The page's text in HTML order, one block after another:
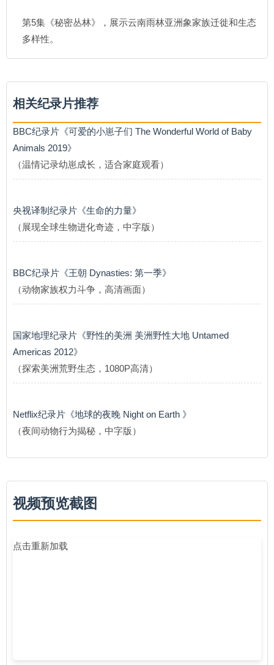
第5集《秘密丛林》，展示云南雨林亚洲象家族迁徙和生态
多样性。
相关纪录片推荐
BBC纪录片《可爱的小崽子们 The Wonderful World of Baby
Animals 2019》
（温情记录幼崽成长，适合家庭观看）
央视译制纪录片《生命的力量》
（展现全球生物进化奇迹，中字版）
BBC纪录片《王朝 Dynasties: 第一季》
（动物家族权力斗争，高清画面）
国家地理纪录片《野性的美洲 美洲野性大地 Untamed
Americas 2012》
（探索美洲荒野生态，1080P高清）
Netflix纪录片《地球的夜晚 Night on Earth 》
（夜间动物行为揭秘，中字版）
视频预览截图
点击重新加载